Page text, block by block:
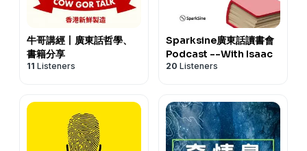
牛哥講經丨廣東話哲學、
書籍分享
11 Listeners
Sparksine廣東話讀書會
Podcast --With Isaac
20 Listeners